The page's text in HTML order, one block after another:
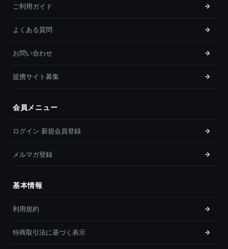
ご利用ガイド
よくある質問
お問い合わせ
提携サイト募集
会員メニュー
ログイン 新規会員登録
メルマガ登録
基本情報
利用規約
特商取引法に基づく表示